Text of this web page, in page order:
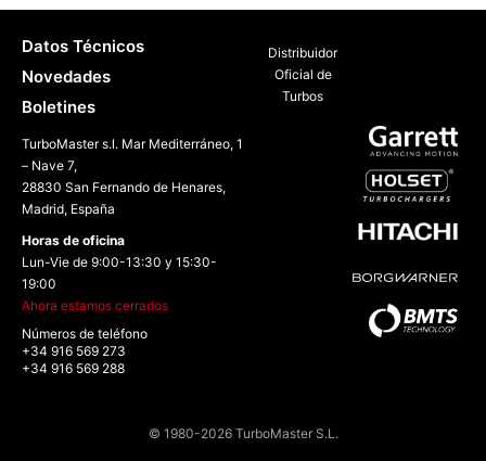
Distribuidor
Oficial de
Turbos
Datos Técnicos
Novedades
Boletines
TurboMaster s.l. Mar Mediterráneo, 1
– Nave 7,
28830 San Fernando de Henares,
Madrid, España
Horas de oficina
Lun-Vie de 9:00-13:30 y 15:30-
19:00
Ahora estamos cerrados
Números de teléfono
+34 916 569 273
+34 916 569 288
© 1980-2026 TurboMaster S.L.